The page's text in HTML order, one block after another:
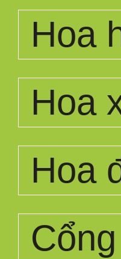
Hoa
Hoa
Hoa